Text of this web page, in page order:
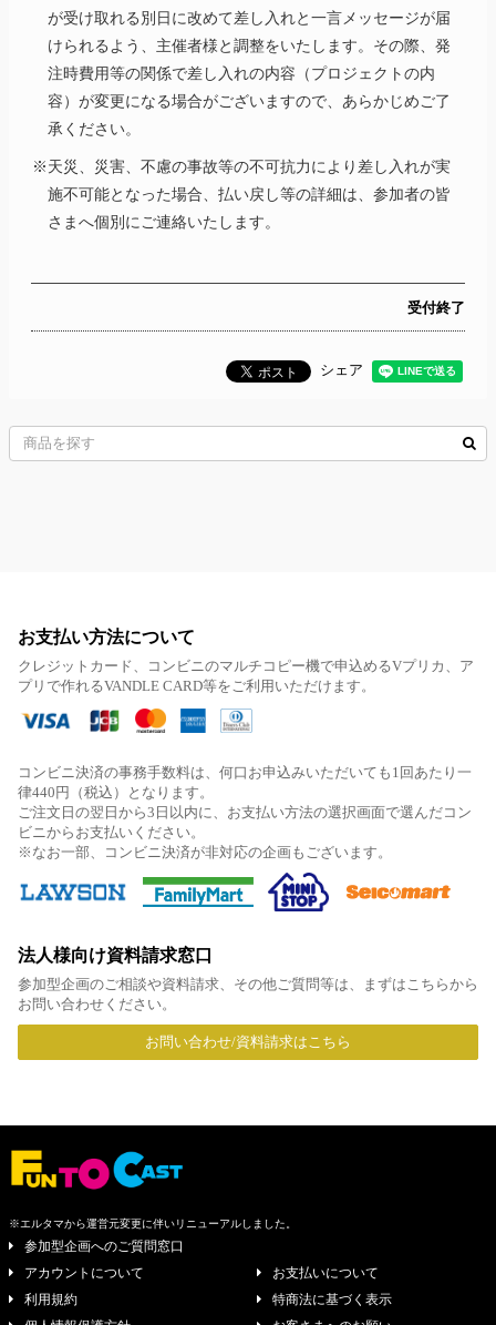
が受け取れる別日に改めて差し入れと一言メッセージが届
けられるよう、主催者様と調整をいたします。その際、発
注時費用等の関係で差し入れの内容（プロジェクトの内
容）が変更になる場合がございますので、あらかじめご了
承ください。
※天災、災害、不慮の事故等の不可抗力により差し入れが実
施不可能となった場合、払い戻し等の詳細は、参加者の皆
さまへ個別にご連絡いたします。
受付終了
シェア
お支払い方法について
クレジットカード、コンビニのマルチコピー機で申込めるVプリカ、ア
プリで作れるVANDLE CARD等をご利用いただけます。
コンビニ決済の事務手数料は、何口お申込みいただいても1回あたり一
律440円（税込）となります。
ご注文日の翌日から3日以内に、お支払い方法の選択画面で選んだコン
ビニからお支払いください。
※なお一部、コンビニ決済が非対応の企画もございます。
法人様向け資料請求窓口
参加型企画のご相談や資料請求、その他ご質問等は、まずはこちらから
お問い合わせください。
お問い合わせ/資料請求はこちら
※エルタマから運営元変更に伴いリニューアルしました。
参加型企画へのご質問窓口
アカウントについて
お支払いについて
利用規約
特商法に基づく表示